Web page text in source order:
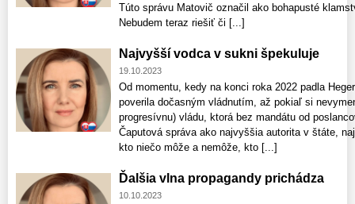
Túto správu Matovič označil ako bohapusté
Nebudem teraz riešiť či [...]
Najvyšší vodca v sukni špekuluje
19.10.2023
Od momentu, kedy na konci roka 2022 padla
poverila dočasným vládnutím, až pokiaľ si
progresívnu) vládu, ktorá bez mandátu od
Čaputová správa ako najvyššia autorita v štáte,
kto niečo môže a nemôže, kto [...]
Ďalšia vlna propagandy prichádza
10.10.2023